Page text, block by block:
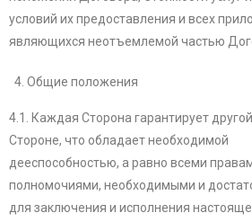
условий их предоставления и всех
являющихся неотъемлемой частью
Общие положения
4.1. Каждая Сторона гарантирует другой
Стороне, что обладает необходимой
дееспособностью, а равно всеми
полномочиями, необходимыми и
для заключения и исполнения